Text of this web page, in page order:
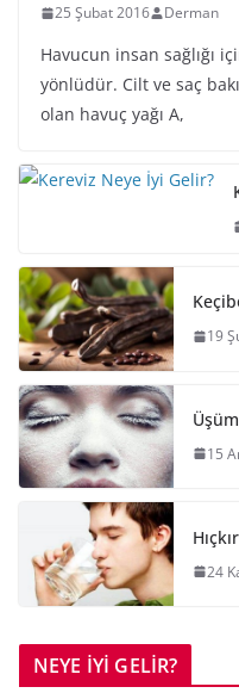
25 Şubat 2016 Derman
Havucun insan sağlığı
yönlüdür. Cilt ve saç
olan havuç yağı A,
19
15
24
NEYE İYİ GELİR?